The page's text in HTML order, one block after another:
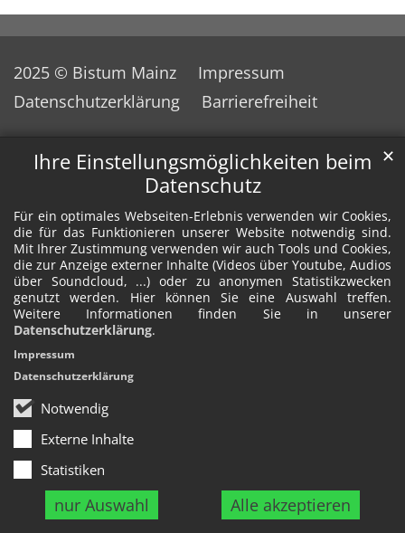
Ihre Einstellungsmöglichkeiten beim
Datenschutz
Für ein optimales Webseiten-Erlebnis verwenden wir Cookies,
die für das Funktionieren unserer Website notwendig sind.
Mit Ihrer Zustimmung verwenden wir auch Tools und Cookies,
die zur Anzeige externer Inhalte (Videos über Youtube, Audios
über Soundcloud, ...) oder zu anonymen Statistikzwecken
genutzt werden. Hier können Sie eine Auswahl treffen.
Weitere Informationen finden Sie in unserer
Datenschutzerklärung.
Notwendig
Externe Inhalte
Statistiken
nur Auswahl Alle akzeptieren
✕
Impressum
Datenschutzerklärung
2025 © Bistum Mainz
Impressum
Datenschutzerklärung
Barrierefreiheit